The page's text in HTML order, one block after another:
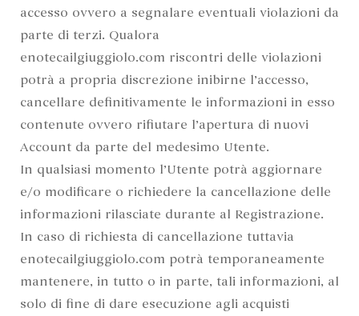
accesso ovvero a segnalare eventuali violazioni da
parte di terzi. Qualora
enotecailgiuggiolo.com riscontri delle violazioni
potrà a propria discrezione inibirne l’accesso,
cancellare definitivamente le informazioni in esso
contenute ovvero rifiutare l’apertura di nuovi
Account da parte del medesimo Utente.
In qualsiasi momento l’Utente potrà aggiornare
e/o modificare o richiedere la cancellazione delle
informazioni rilasciate durante al Registrazione.
In caso di richiesta di cancellazione tuttavia
enotecailgiuggiolo.com potrà temporaneamente
mantenere, in tutto o in parte, tali informazioni, al
solo di fine di dare esecuzione agli acquisti